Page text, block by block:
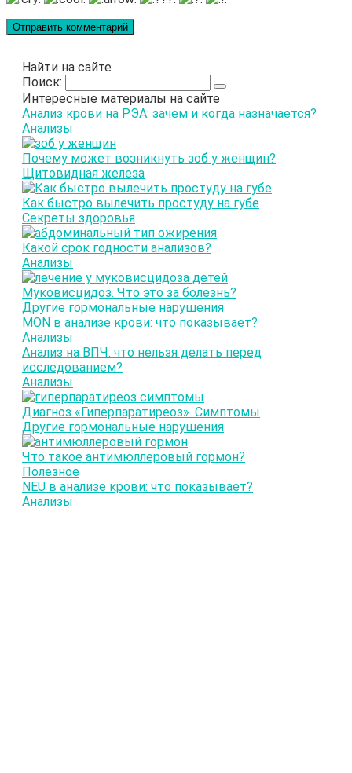
Найти на сайте
Поиск:
Интересные материалы на сайте
Анализ крови на РЭА: зачем и когда назначается?
Анализы
Почему может возникнуть зоб у женщин?
Щитовидная железа
Как быстро вылечить простуду на губе
Секреты здоровья
Какой срок годности анализов?
Анализы
Муковисцидоз. Что это за болезнь?
Другие гормональные нарушения
MON в анализе крови: что показывает?
Анализы
Анализ на ВПЧ: что нельзя делать перед
исследованием?
Анализы
Диагноз «Гиперпаратиреоз». Симптомы
Другие гормональные нарушения
Что такое антимюллеровый гормон?
Полезное
NEU в анализе крови: что показывает?
Анализы